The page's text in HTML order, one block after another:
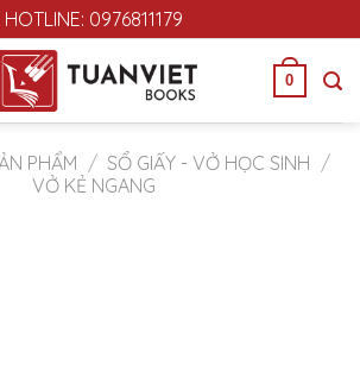
HOTLINE: 0976811179
0
PHẨM / SỔ GIẤY - VỞ HỌC SINH /
VỞ KẺ NGANG